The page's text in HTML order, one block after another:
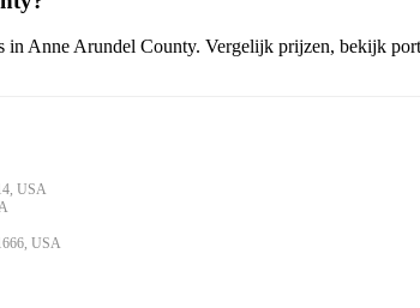
in Anne Arundel County. Vergelijk prijzen, bekijk
USA
USA